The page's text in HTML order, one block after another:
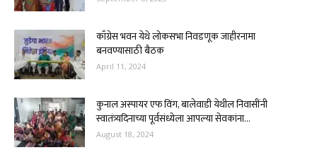
काँग्रेस भवन येथे लोकसभा निवडणूक जाहीरनामा
बनवण्यासाठी बैठक
April 11, 2024
कुनाल अस्पायर एफ विंग, बालेवाडी येथील निवासींनी
स्वातंत्र्यदिनाच्या पूर्वसंध्येला आपल्या सेवकांना...
August 18, 2024